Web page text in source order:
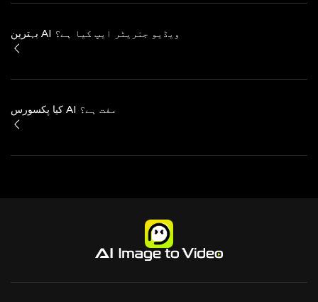
بہترین AI ویڈیو جنریٹر ایپ کیا ہے؟
کیا پکسورس AI مفت ہے؟